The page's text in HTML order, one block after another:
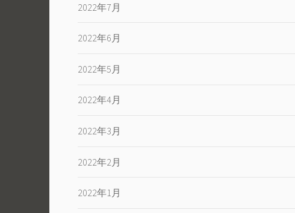
2022年7月
2022年6月
2022年5月
2022年4月
2022年3月
2022年2月
2022年1月